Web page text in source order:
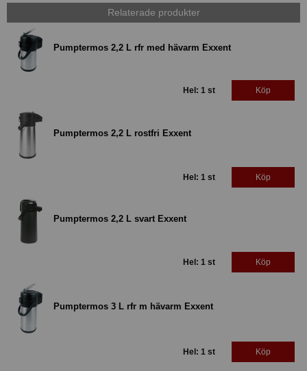
Relaterade produkter
Pumptermos 2,2 L rfr med hävarm Exxent
Hel: 1 st Köp
Pumptermos 2,2 L rostfri Exxent
Hel: 1 st Köp
Pumptermos 2,2 L svart Exxent
Hel: 1 st Köp
Pumptermos 3 L rfr m hävarm Exxent
Hel: 1 st Köp